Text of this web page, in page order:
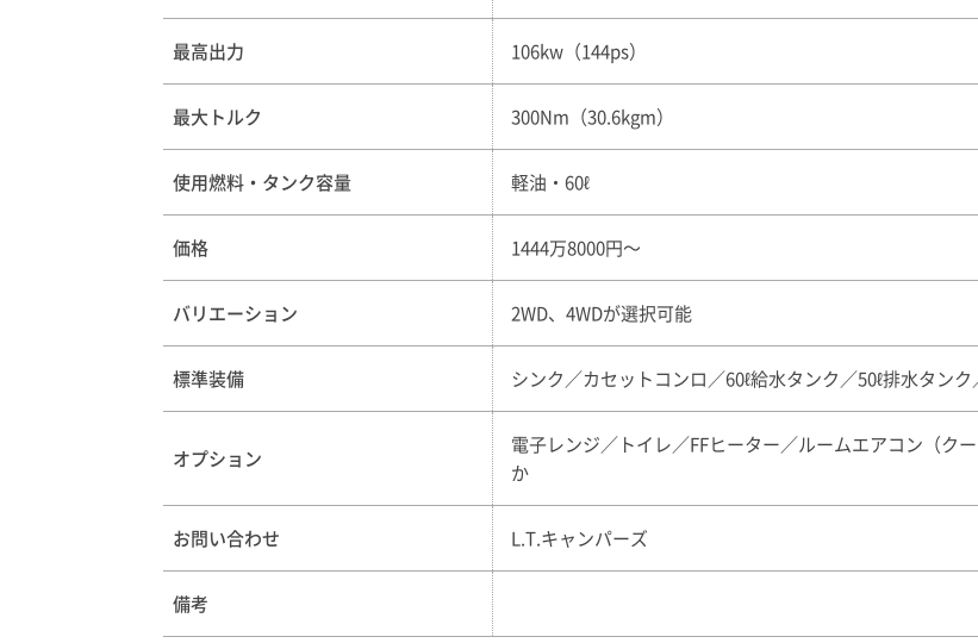
最高出力 106kw（144ps）
最大トルク 300Nm（30.6kgm）
使用燃料・タンク容量 軽油・60ℓ
価格 1444万8000円〜
バリエーション 2WD、4WDが選択可能
標準装備 シンク／カセットコンロ／60ℓ給水タンク／50ℓ排水タン
オプション
電子レンジ／トイレ／FFヒーター／ルームエアコン（ク
か
お問い合わせ L.T.キャンパーズ
備考